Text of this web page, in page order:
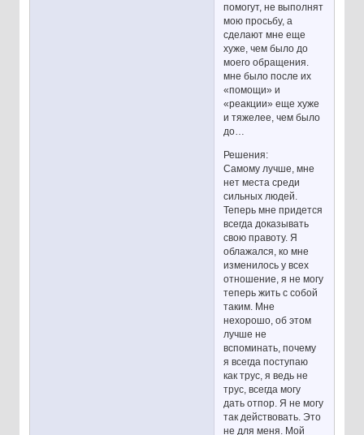
помогут, не выполнят
мою просьбу, а
сделают мне еще
хуже, чем было до
моего обращения.
мне было после их
«помощи» и
«реакции» еще хуже
и тяжелее, чем было
до…
Решения:
Самому лучше, мне
нет места среди
сильных людей.
Теперь мне придется
всегда доказывать
свою правоту. Я
облажался, ко мне
изменилось у всех
отношение, я не могу
теперь жить с собой
таким. Мне
нехорошо, об этом
лучше не
вспоминать, почему
я всегда поступаю
как трус, я ведь не
трус, всегда могу
дать отпор. Я не могу
так действовать. Это
не для меня. Мой